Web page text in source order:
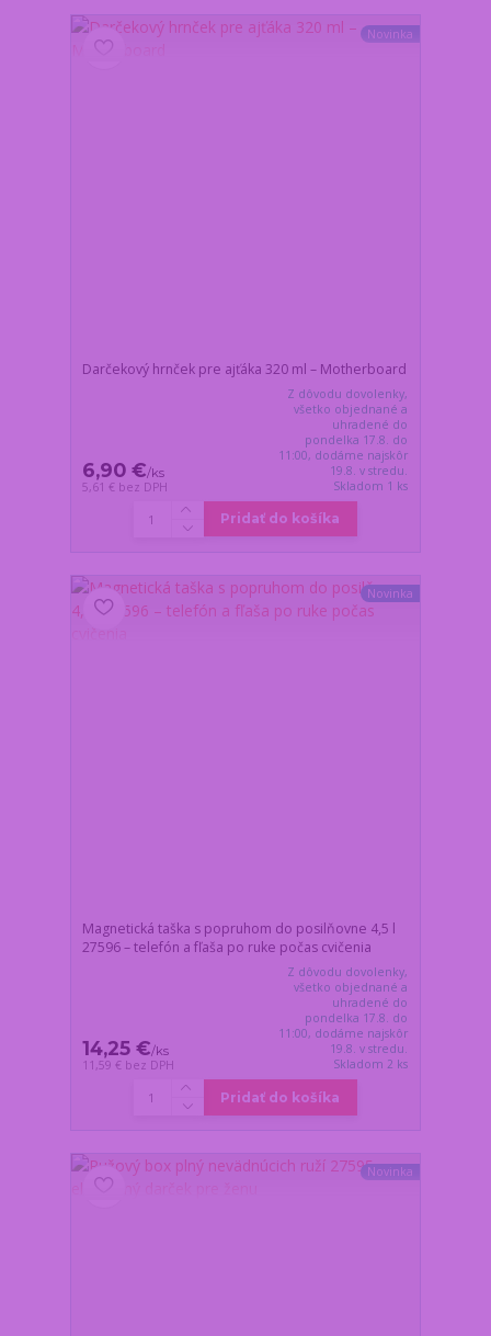
Novinka
Darčekový hrnček pre ajťáka 320 ml – Motherboard
6,90 €/ks
5,61 € bez DPH
Z dôvodu dovolenky,
všetko objednané a
uhradené do
pondelka 17.8. do
11:00, dodáme najskôr
19.8. v stredu.
Skladom 1 ks
Pridať do košíka
Novinka
Magnetická taška s popruhom do posilňovne 4,5 l
27596 – telefón a fľaša po ruke počas cvičenia
14,25 €/ks
11,59 € bez DPH
Z dôvodu dovolenky,
všetko objednané a
uhradené do
pondelka 17.8. do
11:00, dodáme najskôr
19.8. v stredu.
Skladom 2 ks
Pridať do košíka
Novinka